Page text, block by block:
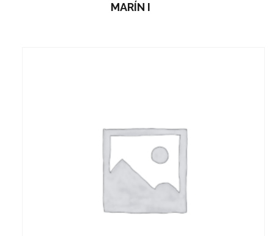
MARÍN I